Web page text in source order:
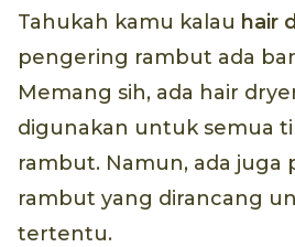
Tahukah kamu kalau hair
pengering rambut ada
Memang sih, ada hair
digunakan untuk semua
rambut. Namun, ada juga
rambut yang dirancang
tertentu.